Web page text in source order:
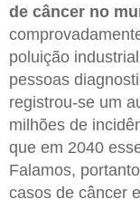
de câncer no
poluição
pessoas
registrou-se um
milhões de
que em 2040
Falamos,
casos de câncer